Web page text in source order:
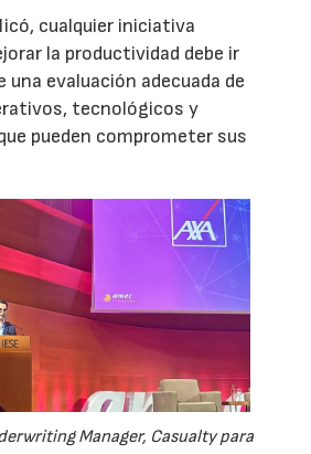
cualquier iniciativa
la productividad debe ir
una evaluación adecuada de
tecnológicos y
pueden comprometer sus
Manager, Casualty para